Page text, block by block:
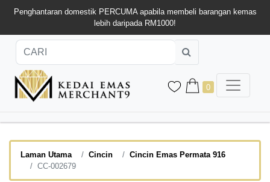
Penghantaran domestik PERCUMA apabila membeli barangan kemas
lebih daripada RM1000!
0
Laman Utama Cincin
Cincin Emas Permata 916
CC-002679